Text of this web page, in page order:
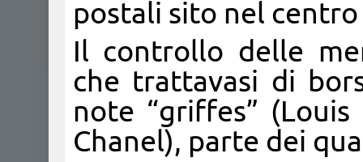
postali sito nel
Il controllo delle
che trattavasi di
note “griffes”
Chanel), parte dei